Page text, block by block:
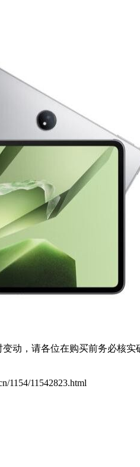
，请各位在购买前务必核
1154/11542823.html